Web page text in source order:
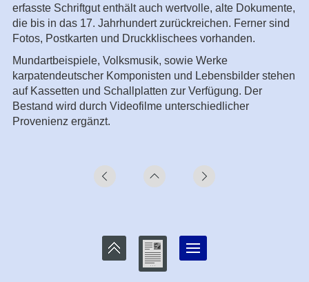
erfasste Schriftgut enthält auch wertvolle, alte Dokumente,
die bis in das 17. Jahrhundert zurückreichen. Ferner sind
Fotos, Postkarten und Druckklischees vorhanden.
Mundartbeispiele, Volksmusik, sowie Werke
karpatendeutscher Komponisten und Lebensbilder stehen
auf Kassetten und Schallplatten zur Verfügung. Der
Bestand wird durch Videofilme unterschiedlicher
Provenienz ergänzt.